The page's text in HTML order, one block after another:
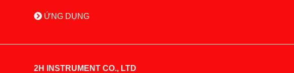
ỨNG DỤNG
2H INSTRUMENT CO., LTD